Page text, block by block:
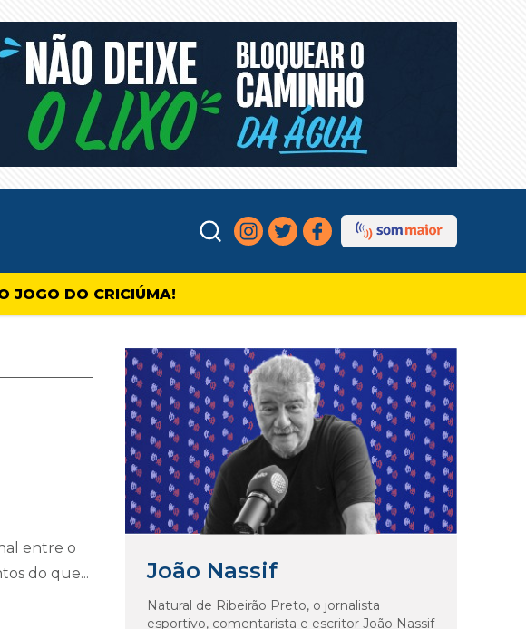
JOGO DO CRICIÚMA!
entre o
do que...
João Nassif
Natural de Ribeirão Preto, o jornalista
esportivo, comentarista e escritor João Nassif